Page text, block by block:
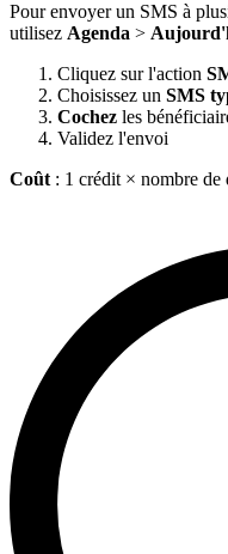
Pour envoyer un SMS à
utilisez Agenda >
Cliquez sur l'action
Choisissez un SMS
Cochez les
Validez l'envoi
Coût : 1 crédit × nombre de